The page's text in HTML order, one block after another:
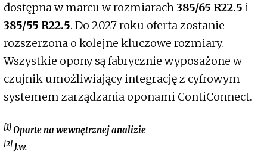
dostępna w marcu w rozmiarach 385/65 R22.5 i
385/55 R22.5. Do 2027 roku oferta zostanie
rozszerzona o kolejne kluczowe rozmiary.
Wszystkie opony są fabrycznie wyposażone w
czujnik umożliwiający integrację z cyfrowym
systemem zarządzania oponami ContiConnect.
[1] Oparte na wewnętrznej analizie
[2] J.w.